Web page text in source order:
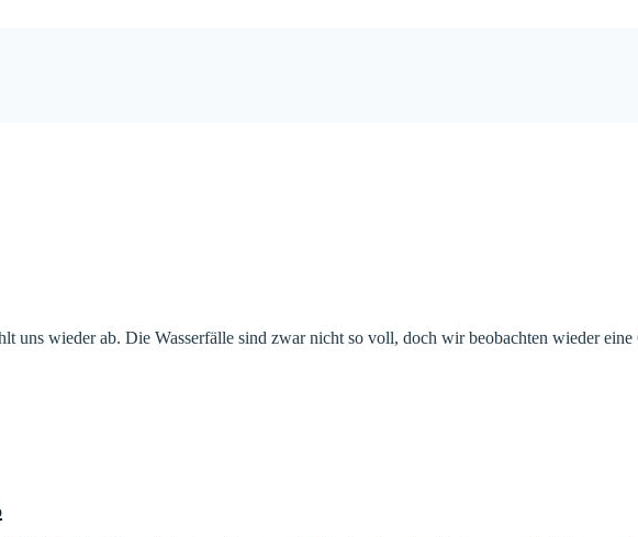
uns wieder ab. Die Wasserfälle sind zwar nicht so voll, doch wir beobachten wieder